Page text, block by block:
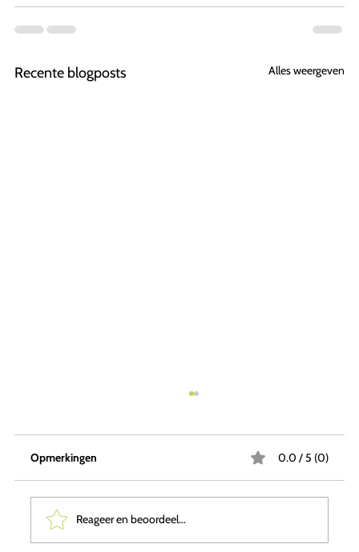
Recente blogposts Alles weergeven
Opmerkingen 0.0 / 5 (0)
Reageer en beoordeel...